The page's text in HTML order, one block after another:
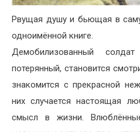
Рвущая душу и бьющая в
одноимённой книге.
Демобилизованный
потерянный, становится
знакомится с прекрасной
них случается настоящая
смысл в жизни.